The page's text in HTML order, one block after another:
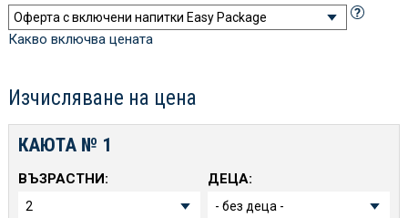
Какво включва цената
Изчисляване на цена
КАЮТА № 1
ВЪЗРАСТНИ: ДЕЦА: